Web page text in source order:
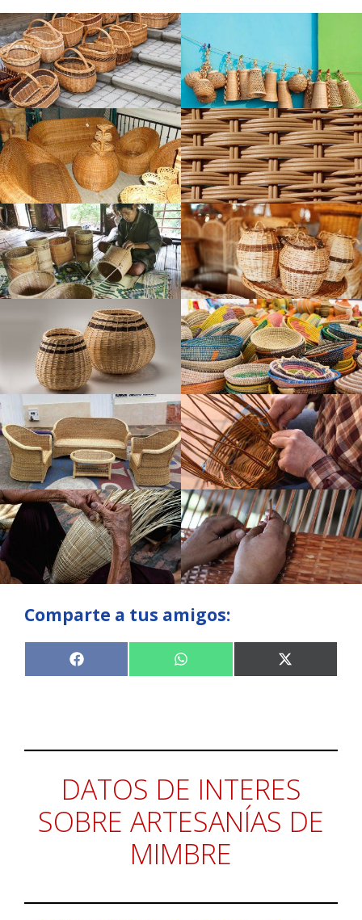
Comparte a tus amigos:
Compartir
en
F
a
o
Compartir
en
W
h
p
Compartir
en
X
(
t
r
)
DATOS DE INTERES
SOBRE ARTESANÍAS DE
MIMBRE